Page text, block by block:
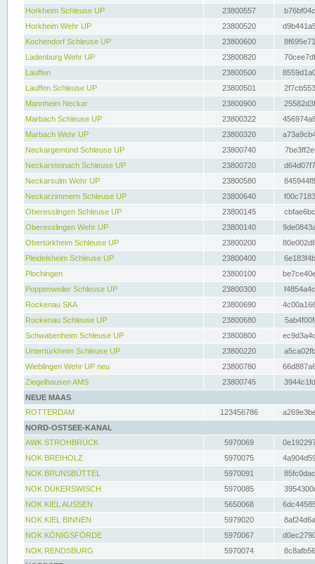
Horkheim Schleuse UP
23800557
Horkheim Wehr UP
23800520
Kochendorf Schleuse UP
23800600
Ladenburg Wehr UP
23800820
Lauffen
23800500
Lauffen Schleuse UP
23800501
Mannheim Neckar
23800900
Marbach Schleuse UP
23800322
Marbach Wehr UP
23800320
Neckargemünd Schleuse UP
23800740
Neckarsteinach Schleuse UP
23800720
Neckarsulm Wehr UP
23800580
Neckarzimmern Schleuse UP
23800640
Oberesslingen Schleuse UP
23800145
Oberesslingen Wehr UP
23800140
Obertürkheim Schleuse UP
23800200
Pleidelsheim Schleuse UP
23800400
Plochingen
23800100
Poppenweiler Schleuse UP
23800300
Rockenau SKA
23800690
Rockenau Schleuse UP
23800680
Schwabenheim Schleuse UP
23800800
Untertürkheim Schleuse UP
23800220
Wieblingen Wehr UP neu
23800780
Ziegelhausen AMS
23800745
NEUE MAAS
ROTTERDAM
123456786
NORD-OSTSEE-KANAL
AWK STROHBRÜCK
5970069
NOK BREIHOLZ
5970075
NOK BRUNSBÜTTEL
5970091
NOK DÜKERSWISCH
5970085
NOK KIEL AUSSEN
5650068
NOK KIEL BINNEN
5979020
NOK KÖNIGSFÖRDE
5970067
NOK RENDSBURG
5970074